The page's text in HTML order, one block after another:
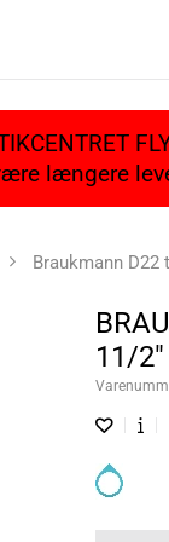
længere
Braukmann
11/2"